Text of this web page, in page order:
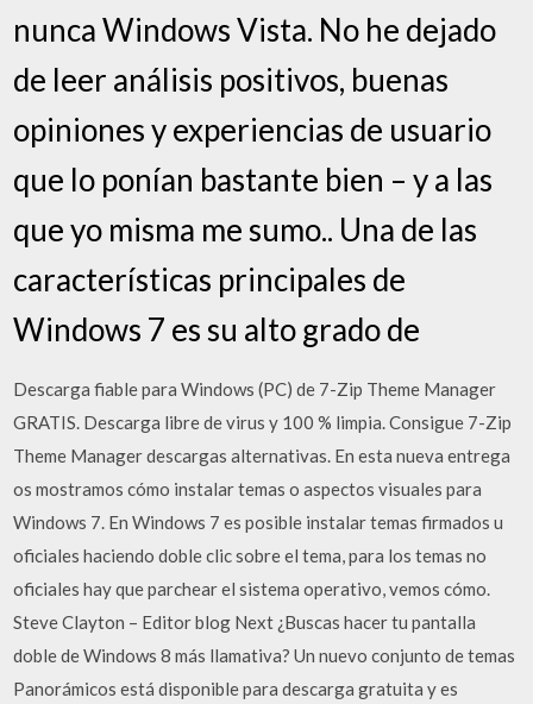
nunca Windows Vista. No he dejado
de leer análisis positivos, buenas
opiniones y experiencias de usuario
que lo ponían bastante bien – y a las
que yo misma me sumo.. Una de las
características principales de
Windows 7 es su alto grado de
Descarga fiable para Windows (PC) de 7-Zip Theme Manager
GRATIS. Descarga libre de virus y 100 % limpia. Consigue 7-Zip
Theme Manager descargas alternativas. En esta nueva entrega
os mostramos cómo instalar temas o aspectos visuales para
Windows 7. En Windows 7 es posible instalar temas firmados u
oficiales haciendo doble clic sobre el tema, para los temas no
oficiales hay que parchear el sistema operativo, vemos cómo.
Steve Clayton – Editor blog Next ¿Buscas hacer tu pantalla
doble de Windows 8 más llamativa? Un nuevo conjunto de temas
Panorámicos está disponible para descarga gratuita y es